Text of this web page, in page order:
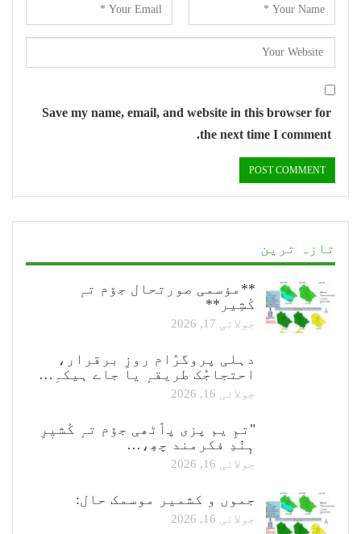
Save my name, email, and website in this browser for
the next time I comment.
تازہ ترین
**مؤسمی صورتحال جۆم تہٕ
کٔشِیر**
جولائی 17, 2026
دہلی پروگرٛام روزِ برقرار،
احتجاجُک طریقہٕ یا جاے ہیکہِ…
جولائی 16, 2026
"تمِ یم پزی پٲٹھی جۆم تہٕ کٔشیٖرِ
ہٕنٛدِ فکرمند چھِ،…
جولائی 16, 2026
جموں و کشمیر موسمک حال:
جولائی 16, 2026